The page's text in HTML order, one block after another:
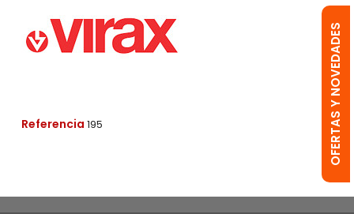
Referencia 195 OFERTAS Y NOVEDADES